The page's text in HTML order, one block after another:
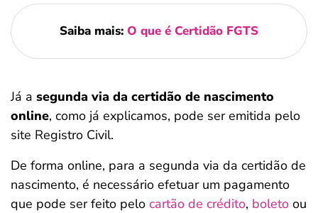
Saiba mais: O que é Certidão FGTS
Já a segunda via da certidão de nascimento
online, como já explicamos, pode ser emitida pelo
site Registro Civil.
De forma online, para a segunda via da certidão de
nascimento, é necessário efetuar um pagamento
que pode ser feito pelo cartão de crédito, boleto ou